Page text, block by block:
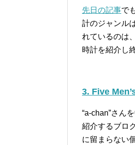
先日の記事で
計のジャンル
れているのは
時計を紹介し
3. Five
“a-chan”さん
紹介するブロ
に留まらない